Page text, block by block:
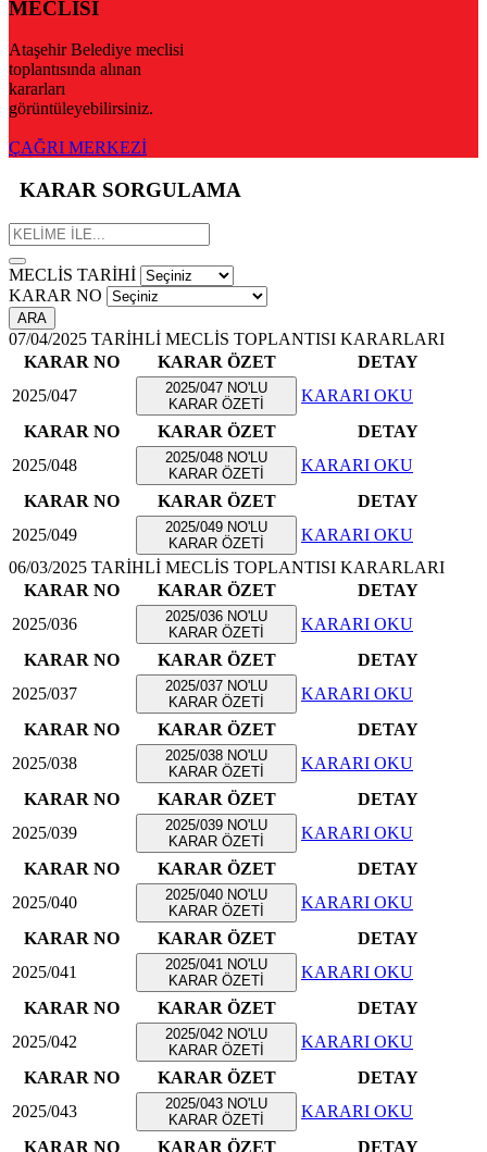
MECLİSİ
Ataşehir Belediye meclisi
toplantısında alınan
kararları
görüntüleyebilirsiniz.
ÇAĞRI MERKEZİ
KARAR SORGULAMA
MECLİS TARİHİ
KARAR NO
ARA
07/04/2025 TARİHLİ MECLİS TOPLANTISI KARARLARI
KARAR NO
KARAR ÖZET
DETAY
2025/047
2025/047 NO'LU
KARAR ÖZETİ
KARARI OKU
KARAR NO
KARAR ÖZET
DETAY
2025/048
2025/048 NO'LU
KARAR ÖZETİ
KARARI OKU
KARAR NO
KARAR ÖZET
DETAY
2025/049
2025/049 NO'LU
KARAR ÖZETİ
KARARI OKU
06/03/2025 TARİHLİ MECLİS TOPLANTISI KARARLARI
KARAR NO
KARAR ÖZET
DETAY
2025/036
2025/036 NO'LU
KARAR ÖZETİ
KARARI OKU
KARAR NO
KARAR ÖZET
DETAY
2025/037
2025/037 NO'LU
KARAR ÖZETİ
KARARI OKU
KARAR NO
KARAR ÖZET
DETAY
2025/038
2025/038 NO'LU
KARAR ÖZETİ
KARARI OKU
KARAR NO
KARAR ÖZET
DETAY
2025/039
2025/039 NO'LU
KARAR ÖZETİ
KARARI OKU
KARAR NO
KARAR ÖZET
DETAY
2025/040
2025/040 NO'LU
KARAR ÖZETİ
KARARI OKU
KARAR NO
KARAR ÖZET
DETAY
2025/041
2025/041 NO'LU
KARAR ÖZETİ
KARARI OKU
KARAR NO
KARAR ÖZET
DETAY
2025/042
2025/042 NO'LU
KARAR ÖZETİ
KARARI OKU
KARAR NO
KARAR ÖZET
DETAY
2025/043
2025/043 NO'LU
KARAR ÖZETİ
KARARI OKU
KARAR NO
KARAR ÖZET
DETAY